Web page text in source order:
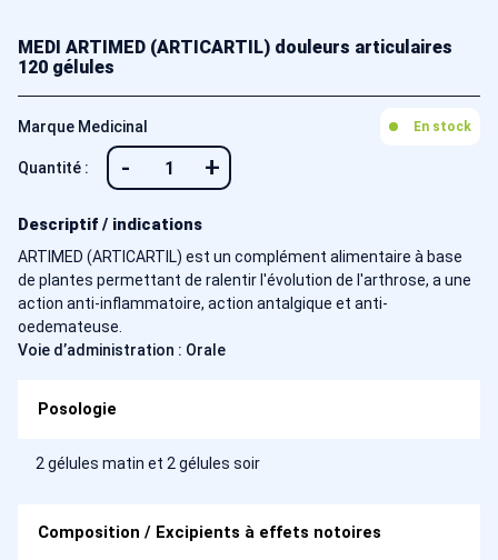
MEDI ARTIMED (ARTICARTIL) douleurs articulaires
120 gélules
Marque Medicinal En stock
Quantité : - +
Descriptif / indications
ARTIMED (ARTICARTIL) est un complément alimentaire à base
de plantes permettant de ralentir l'évolution de l'arthrose, a une
action anti-inflammatoire, action antalgique et anti-
oedemateuse.
Voie d’administration : Orale
Posologie
2 gélules matin et 2 gélules soir
Composition / Excipients à effets notoires